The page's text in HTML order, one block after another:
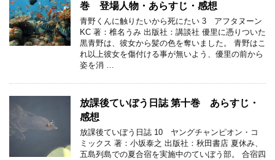
巻 登場人物・あらすじ・感想
青野くんに触りたいから死にたい 3 アフタヌーン
KC 著：椎名うみ 出版社：講談社 優里に憑りついた
黒青野は、彼女から髪の色を奪いました。 青野はこ
れ以上彼女を傷付ける事が無いよう、優里の前から
姿を消 …
放課後ていぼう日誌 第十巻 あらすじ・
感想
放課後ていぼう日誌 10 ヤングチャンピオン・コ
ミックス 著：小坂泰之 出版社：秋田書店 夏休み、
五島列島での夏合宿を実施中のていぼう部。 合宿四